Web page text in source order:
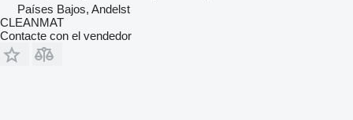
Países Bajos, Andelst
CLEANMAT
Contacte con el vendedor